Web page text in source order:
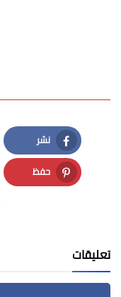
نشر
Facebook
حفظ
Pinterest
تعليقات